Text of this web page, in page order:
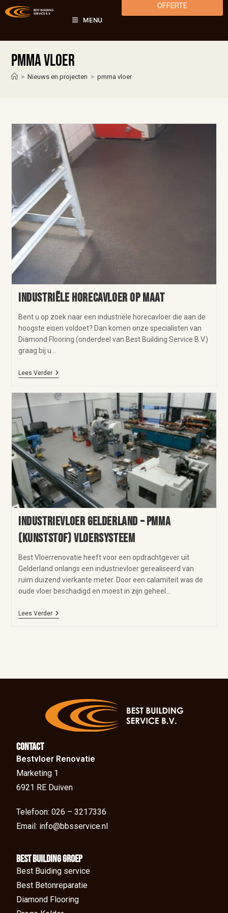
MENU
OFFERTE
pmma vloer
> Nieuws en projecten > pmma vloer
Industriële horecavloer op maat
Bent u op zoek naar een industriële horecavloer die aan de
hoogste eisen voldoet? Dan komen onze specialisten van
Diamond Flooring (onderdeel van Best Building Service B.V.)
graag bij u…
Lees Verder
Industrievloer Gelderland – PMMA
(kunststof) vloersysteem
Best Vloerrenovatie heeft voor een opdrachtgever uit
Gelderland onlangs een industrievloer gerealiseerd van
ruim duizend vierkante meter. Door een calamiteit was de
oude vloer beschadigd en moest in zijn geheel…
Lees Verder
Contact
Bestvloer Renovatie
Marketing 1
6921 RE Duiven
Telefoon: 026 – 3217336
Email: info@bbsservice.nl
BEst Building groep
Best Buiding service
Best Betonreparatie
Diamond Flooring